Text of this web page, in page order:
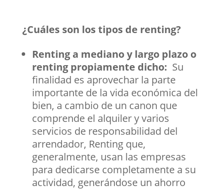
¿Cuáles son los tipos de renting?
Renting a mediano y largo plazo o
renting propiamente dicho: Su
finalidad es aprovechar la parte
importante de la vida económica del
bien, a cambio de un canon que
comprende el alquiler y varios
servicios de responsabilidad del
arrendador, Renting que,
generalmente, usan las empresas
para dedicarse completamente a su
actividad, generándose un ahorro